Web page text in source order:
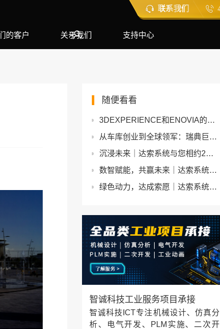
联系我们
的客户 关于我们 支持中心
随便看看
3DEXPERIENCE和ENOVIA的3D产品验证功能助力电动汽车开发转型
从车库创业到全球领军：瑞典巨头Industrilas选择SOLIDWORKS作为创新加速器！
沉浸未来｜达索系统与您相约2024世界移动通信大会
数智赋能，共赢未来｜达索系统走进旭升活动圆满落幕
绿色动力，达成索愿｜达索系统亮相2024世界动力电池大会
智诚科技工业服务项目承接
智诚科技ICT专注机械设计、仿真分
析、电气开发、PLM实施、二次开